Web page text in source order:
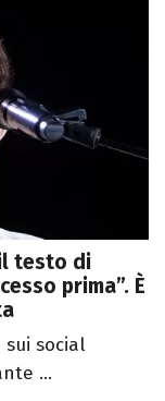
testo di
prima”. È
social
...